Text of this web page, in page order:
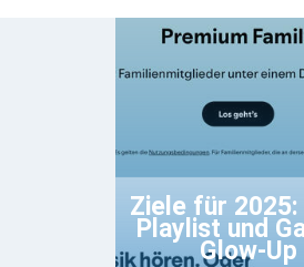
Ziele für 2025:
Playlist und
Glow-Up